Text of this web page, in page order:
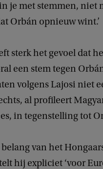
je met stemmen, niet
Orbán opnieuw wint.’
sterk het gevoel dat
een stem tegen
volgens Lajosi niet
al profileert
in tegenstelling tot
van het
hij expliciet ‘voor